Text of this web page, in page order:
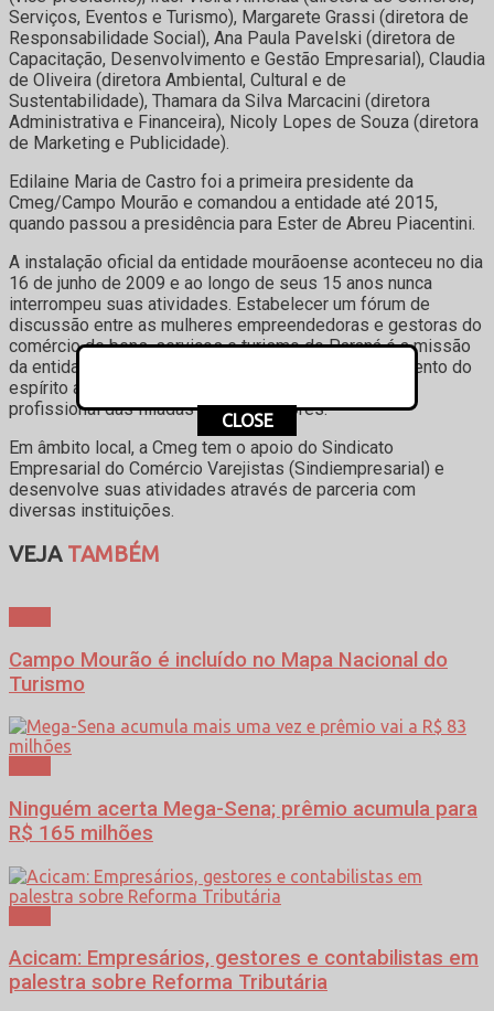
Serviços, Eventos e Turismo), Margarete Grassi (diretora de
Responsabilidade Social), Ana Paula Pavelski (diretora de
Capacitação, Desenvolvimento e Gestão Empresarial), Claudia
de Oliveira (diretora Ambiental, Cultural e de
Sustentabilidade), Thamara da Silva Marcacini (diretora
Administrativa e Financeira), Nicoly Lopes de Souza (diretora
de Marketing e Publicidade).
Edilaine Maria de Castro foi a primeira presidente da
Cmeg/Campo Mourão e comandou a entidade até 2015,
quando passou a presidência para Ester de Abreu Piacentini.
A instalação oficial da entidade mourãoense aconteceu no dia
16 de junho de 2009 e ao longo de seus 15 anos nunca
interrompeu suas atividades. Estabelecer um fórum de
discussão entre as mulheres empreendedoras e gestoras do
comércio de bens, serviços e turismo do Paraná é a missão
da entidade. Entre os objetivos estão o desenvolvimento do
espírito associativista e a promoção da capacitação
profissional das filiadas e colaboradores.
Em âmbito local, a Cmeg tem o apoio do Sindicato
Empresarial do Comércio Varejistas (Sindiempresarial) e
desenvolve suas atividades através de parceria com
diversas instituições.
VEJATAMBÉM
Campo Mourão é incluído no Mapa Nacional do
Turismo
Ninguém acerta Mega-Sena; prêmio acumula para
R$ 165 milhões
Acicam: Empresários, gestores e contabilistas em
palestra sobre Reforma Tributária
CLOSE